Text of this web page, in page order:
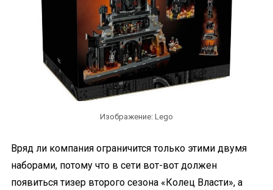
Изображение: Lego
Вряд ли компания ограничится только этими двумя
наборами, потому что в сети вот-вот должен
появиться тизер второго сезона «Колец Власти», а